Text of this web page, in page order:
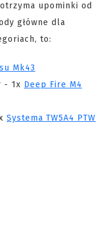
upominki od
główne dla
to:
Mk43
- 1x Deep Fire M4
Systema TW5A4 PTW